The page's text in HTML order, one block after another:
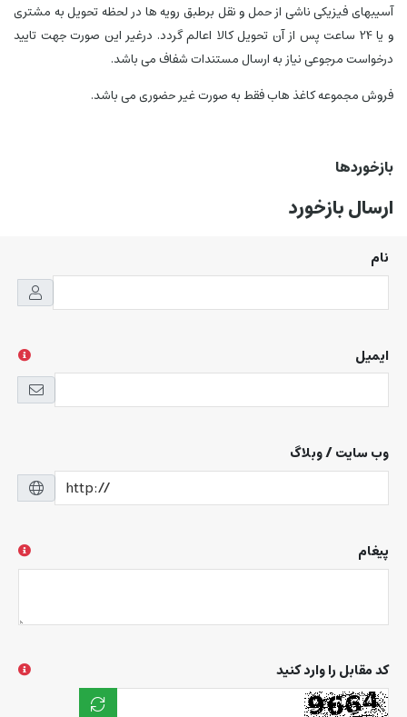
آسیبهای فیزیکی ناشی از حمل و نقل برطبق رویه ها در لحظه تحویل به مشتری
و یا 24 ساعت پس از آن تحویل کالا اعالم گردد. درغیر این صورت جهت تایید
درخواست مرجوعی نیاز به ارسال مستندات شفاف می باشد.
فروش مجموعه کاغذ هاب فقط به صورت غیر حضوری می باشد.
بازخوردها
ارسال بازخورد
نام
ایمیل
وب سایت / وبلاگ
پیغام
کد مقابل را وارد کنید